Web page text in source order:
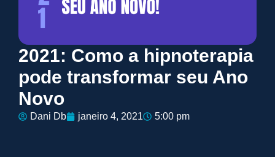
2021: Como a hipnoterapia
pode transformar seu Ano
Novo
Dani Db janeiro 4, 2021 5:00 pm